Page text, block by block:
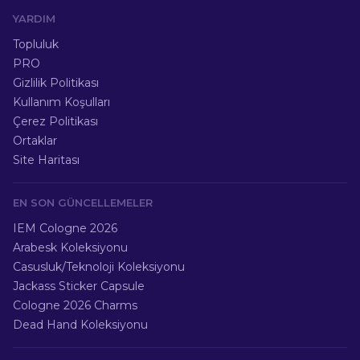
YARDIM
Topluluk
PRO
Gizlilik Politikası
Kullanım Koşulları
Çerez Politikası
Ortaklar
Site Haritası
EN SON GÜNCELLEMELER
IEM Cologne 2026
Arabesk Koleksiyonu
Casusluk/Teknoloji Koleksiyonu
Jackass Sticker Capsule
Cologne 2026 Charms
Dead Hand Koleksiyonu